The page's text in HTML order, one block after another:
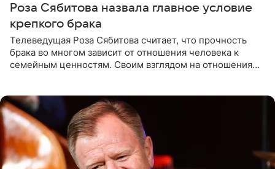
Роза Сябитова назвала главное условие
крепкого брака
Телеведущая Роза Сябитова считает, что прочность
брака во многом зависит от отношения человека к
семейным ценностям. Своим взглядом на отношения